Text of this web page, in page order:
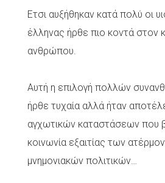
Ετσι αυξήθηκαν κατά πολύ οι
έλληνας ήρθε πιο κοντά στον
ανθρώπου.
Αυτή η επιλογή πολλών
ήρθε τυχαία αλλά ήταν
αγχωτικών καταστάσεων που
κοινωνία εξαιτίας των
μνημονιακών πολιτικών…